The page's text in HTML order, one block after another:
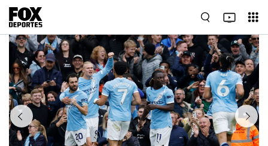
Previous Next